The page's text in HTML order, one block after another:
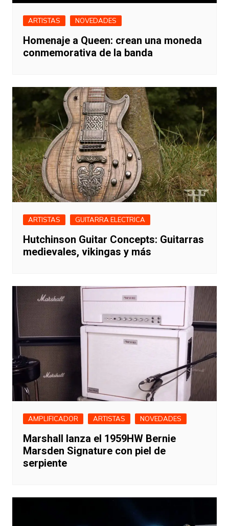
ARTISTAS NOVEDADES
Homenaje a Queen: crean una moneda
conmemorativa de la banda
ARTISTAS GUITARRA ELECTRICA
Hutchinson Guitar Concepts: Guitarras
medievales, vikingas y más
AMPLIFICADOR ARTISTAS NOVEDADES
Marshall lanza el 1959HW Bernie
Marsden Signature con piel de
serpiente